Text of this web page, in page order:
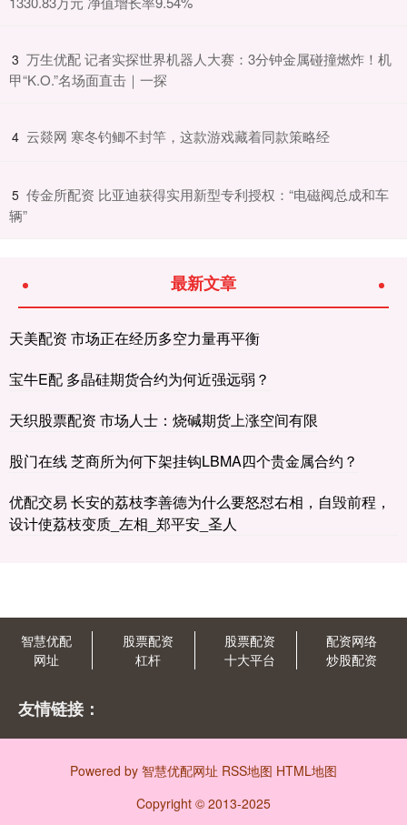
3 ​万生优配 记者实探世界机器人大赛：3分钟金属碰撞燃炸！机
甲“K.O.”名场面直击｜一探
4 ​云燚网 寒冬钓鲫不封竿，这款游戏藏着同款策略经
5 ​传金所配资 比亚迪获得实用新型专利授权：“电磁阀总成和车
辆”
最新文章
天美配资 市场正在经历多空力量再平衡
宝牛E配 多晶硅期货合约为何近强远弱？
天织股票配资 市场人士：烧碱期货上涨空间有限
股门在线 芝商所为何下架挂钩LBMA四个贵金属合约？
优配交易 长安的荔枝李善德为什么要怒怼右相，自毁前程，
设计使荔枝变质_左相_郑平安_圣人
智慧优配
网址
股票配资
杠杆
股票配资
十大平台
配资网络
炒股配资
友情链接：
Powered by 智慧优配网址 RSS地图 HTML地图
Copyright © 2013-2025